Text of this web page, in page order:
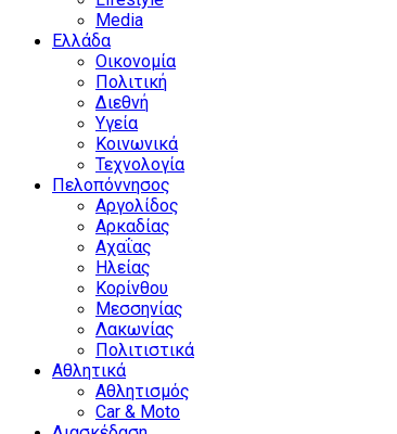
Media
Ελλάδα
Οικονομία
Πολιτική
Διεθνή
Υγεία
Κοινωνικά
Τεχνολογία
Πελοπόννησος
Αργολίδος
Αρκαδίας
Αχαΐας
Ηλείας
Κορίνθου
Μεσσηνίας
Λακωνίας
Πολιτιστικά
Αθλητικά
Αθλητισμός
Car & Moto